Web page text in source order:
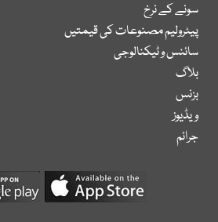
سونے کے نرخ
پیٹرولیم مصنوعات کی قیمتیں
سائنس و ٹیکنالوجی
بلاگ
بزنس
ویڈیوز
جرائم